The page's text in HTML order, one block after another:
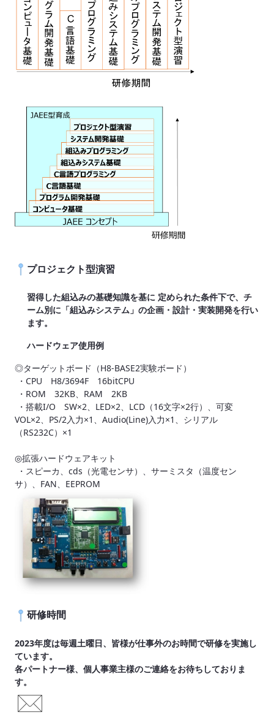
プロジェクト型演習
習得した組込みの基礎知識を基に 定められた条件下で、チ
ーム別に「組込みシステム」の企画・設計・実装開発を行い
ます。
ハードウェア使用例
◎ターゲットボード（H8-BASE2実験ボード）
・CPU H8/3694F 16bitCPU
・ROM 32KB、RAM 2KB
・搭載I/O SW×2、LED×2、LCD（16文字×2行）、可変
VOL×2、PS/2入力×1、Audio(Line)入力×1、シリアル
（RS232C）×1
◎拡張ハードウェアキット
・スピーカ、cds（光電センサ）、サーミスタ（温度セン
サ）、FAN、EEPROM
研修時間
2023年度は毎週土曜日、皆様が仕事外のお時間で研修を実施し
ています。
各パートナー様、個人事業主様のご連絡をお待ちしておりま
す。